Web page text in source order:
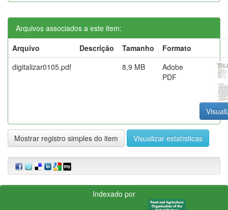
Arquivos associados a este item:
Arquivo
Descrição Tamanho
Formato
digitalizar0105.pdf
8,9 MB
Adobe
PDF
Mostrar registro simples do item Visualizar estatísticas
Indexado por